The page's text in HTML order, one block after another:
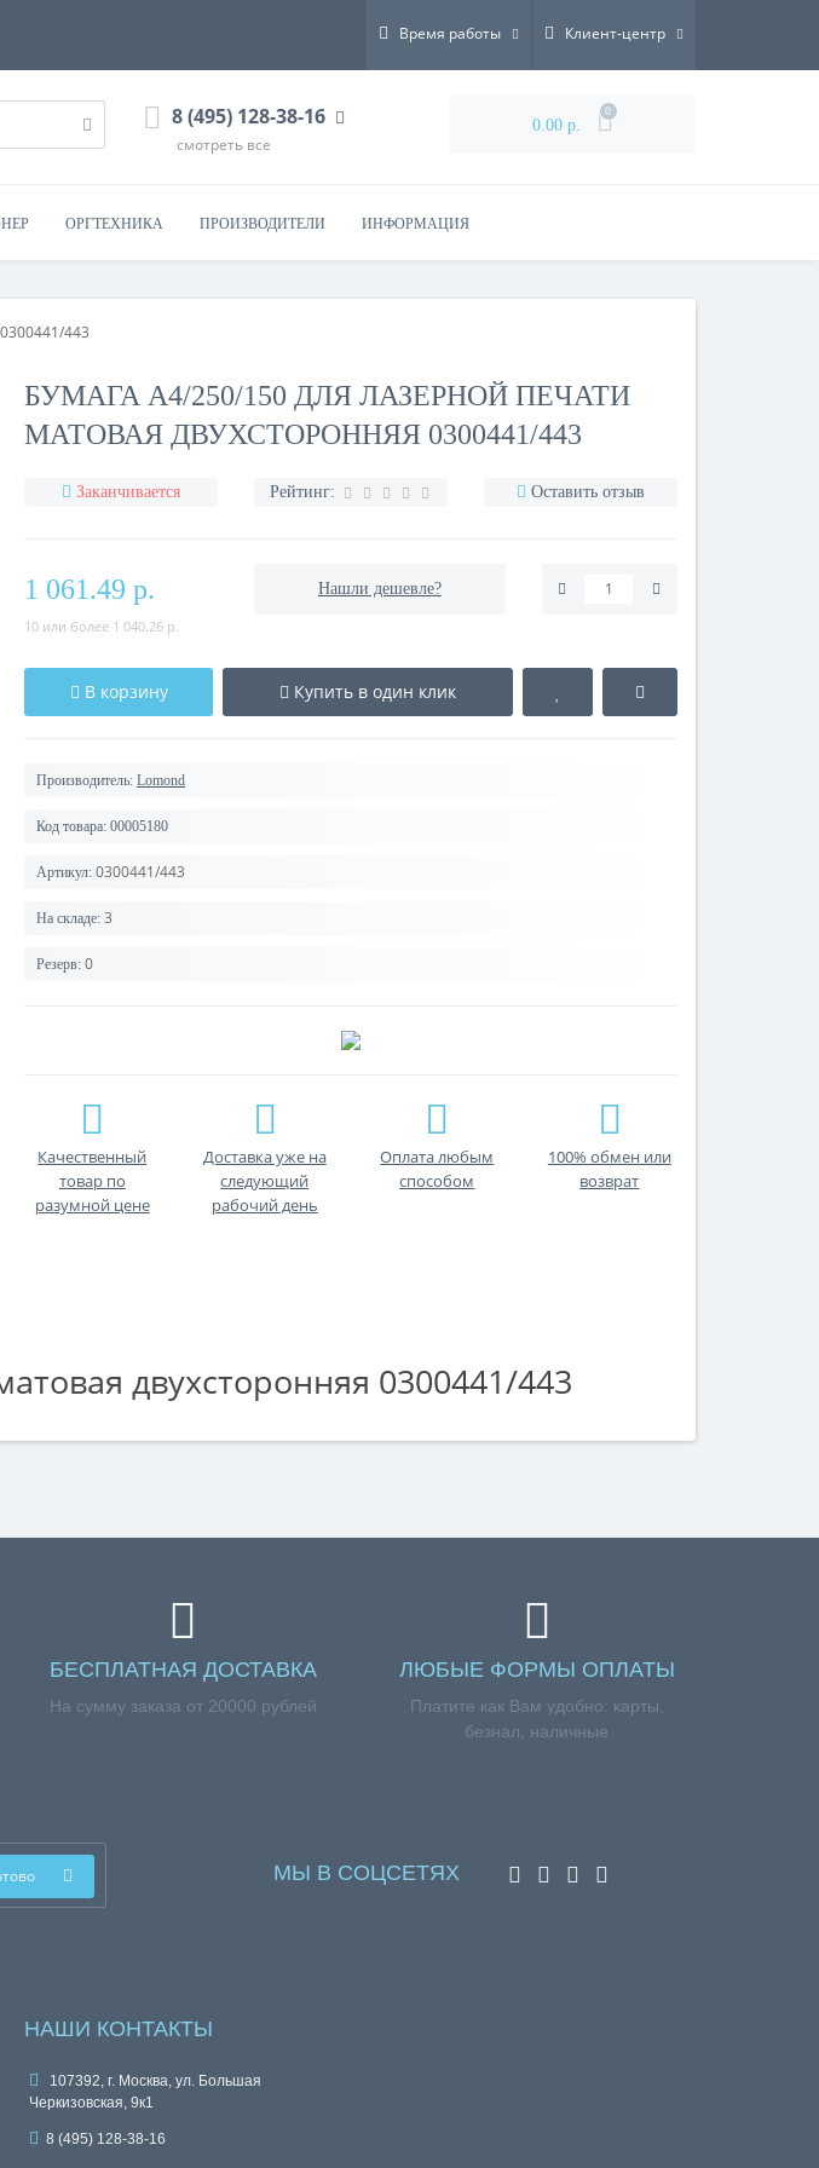
Время работы Клиент-центр
8 (495) 128-38-16
смотреть все
0.00 р.
0
ОРГТЕХНИКА ПРОИЗВОДИТЕЛИ ИНФОРМАЦИЯ
443
БУМАГА А4/250/150 ДЛЯ ЛАЗЕРНОЙ ПЕЧАТИ
МАТОВАЯ ДВУХСТОРОННЯЯ 0300441/443
Заканчивается Рейтинг: Оставить отзыв
1 061.49 р.
10 или более 1 040.26 р.
Нашли дешевле?
В корзину Купить в один клик
Производитель: Lomond
Код товара: 00005180
Артикул: 0300441/443
На складе: 3
Резерв: 0
Качественный
товар по
разумной цене
Доставка уже на
следующий
рабочий день
Оплата любым
способом
100% обмен или
возврат
двухсторонняя 0300441/443
БЕСПЛАТНАЯ ДОСТАВКА
На сумму заказа от 20000 рублей
ЛЮБЫЕ ФОРМЫ ОПЛАТЫ
Платите как Вам удобно: карты,
безнал, наличные
МЫ В СОЦСЕТЯХ
НАШИ КОНТАКТЫ
107392, г. Москва, ул. Большая
Черкизовская, 9к1
8 (495) 128-38-16